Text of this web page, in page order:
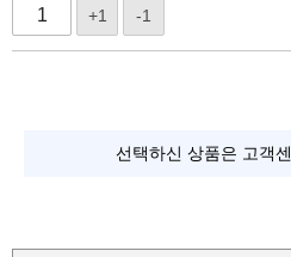
+1 -1
선택하신 상품은 고객